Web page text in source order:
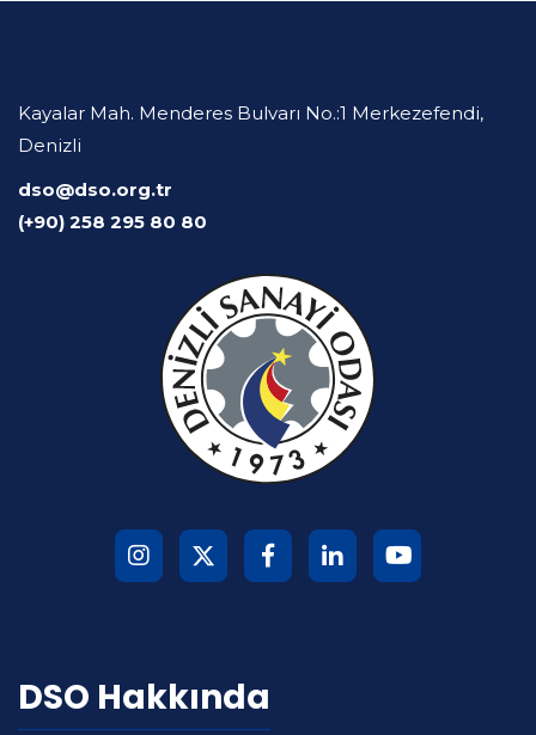
Kayalar Mah. Menderes Bulvarı No.:1 Merkezefendi,
Denizli
dso@dso.org.tr
(+90) 258 295 80 80
DSO Hakkında